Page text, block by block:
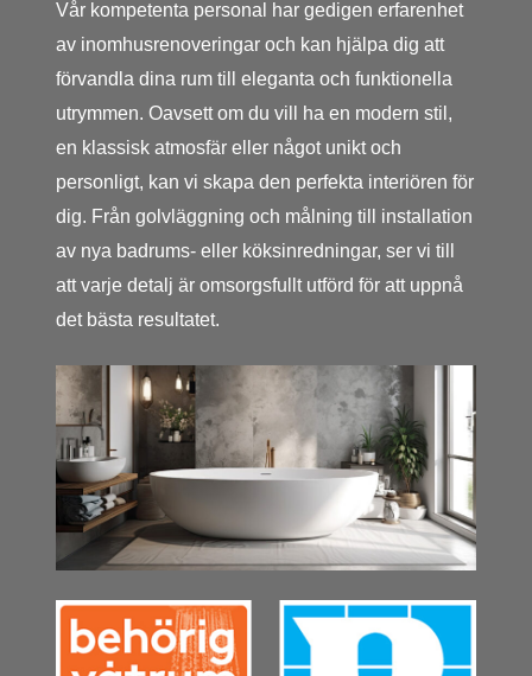
Vår kompetenta personal har gedigen erfarenhet
av inomhusrenoveringar och kan hjälpa dig att
förvandla dina rum till eleganta och funktionella
utrymmen. Oavsett om du vill ha en modern stil,
en klassisk atmosfär eller något unikt och
personligt, kan vi skapa den perfekta interiören för
dig. Från golvläggning och målning till installation
av nya badrums- eller köksinredningar, ser vi till
att varje detalj är omsorgsfullt utförd för att uppnå
det bästa resultatet.